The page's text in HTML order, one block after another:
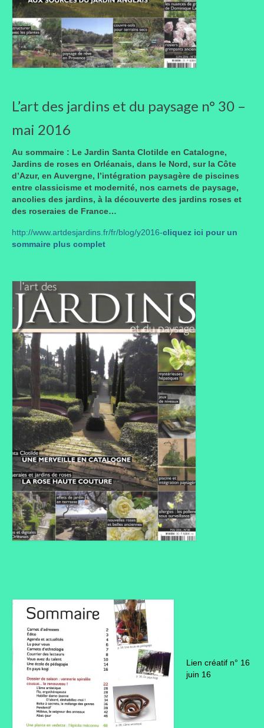
L’art des jardins et du paysage n° 30 –
mai 2016
Au sommaire : Le Jardin Santa Clotilde en Catalogne,
Jardins de roses en Orléanais, dans le Nord, sur la Côte
d’Azur, en Auvergne, l’intégration paysagère de piscines
entre classicisme et modernité, nos carnets de paysage,
ancolies des jardins, à la découverte des jardins roses et
des roseraies de France…
http://www.artdesjardins.fr/fr/blog/y2016-cliquez ici pour un
sommaire plus complet
Lien créatif n° 16
juin 16